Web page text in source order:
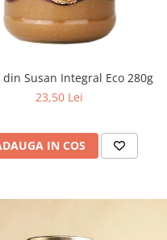
Susan Integral Eco 280g
23,50 Lei
IN COS